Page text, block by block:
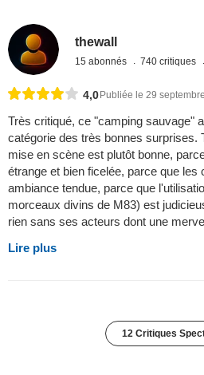
thewall
15 abonnés 740 critiques
4,0 Publiée le 29
Très critiqué, ce "camping sauvage"
catégorie des très bonnes surprises.
mise en scène est plutôt bonne,
étrange et bien ficelée, parce que
ambiance tendue, parce que
morceaux divins de M83) est
rien sans ses acteurs dont une
Lire plus
12 Critiques